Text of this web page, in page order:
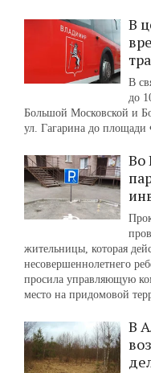
В
В
до
Большой Московской и
ул. Гагарина до площади
Во
жительницы, которая
несовершеннолетнего
просила управляющую
место на придомовой
В